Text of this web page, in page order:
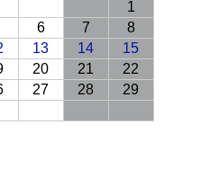
1
6 7
8
13 14
15
20 21
22
27 28
29